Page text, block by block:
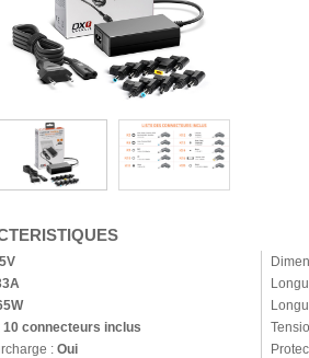
10 connecteurs inclus
: Oui